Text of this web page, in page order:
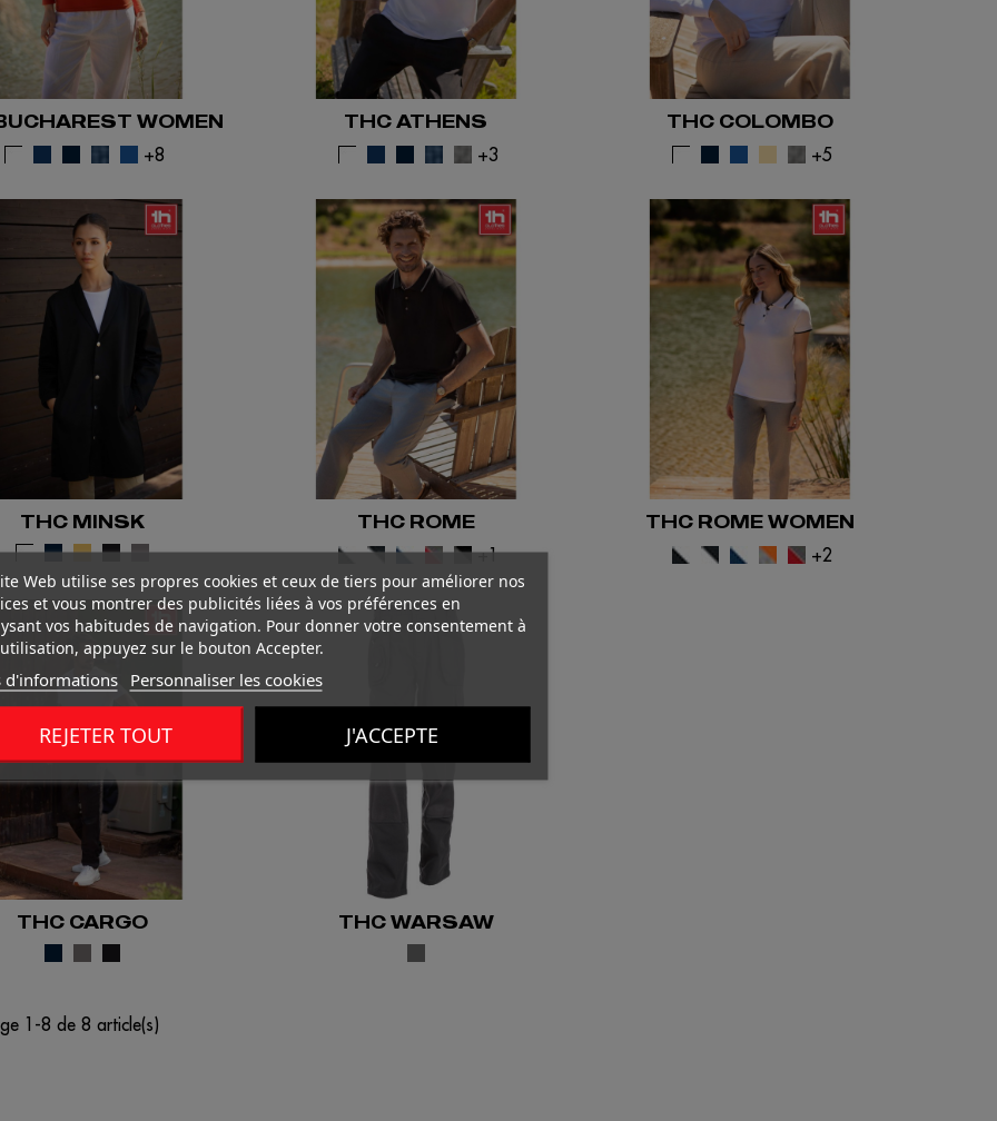
WOMEN
+8
THC ATHENS
+3
THC COLOMBO
+5
THC MINSK
THC ROME
+1
THC ROME WOMEN
+2
THC CARGO THC WARSAW
1-8 de 8 article(s)
Web utilise ses propres cookies et ceux de tiers pour améliorer nos
et vous montrer des publicités liées à vos préférences en
vos habitudes de navigation. Pour donner votre consentement à
appuyez sur le bouton Accepter.
d'informations Personnaliser les cookies
REJETER TOUT J'ACCEPTE